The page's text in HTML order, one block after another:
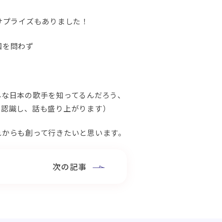
ライズもありました！
問わず
日本の歌手を知ってるんだろう、
識し、話も盛り上がります）
らも創って行きたいと思います。
次の記事